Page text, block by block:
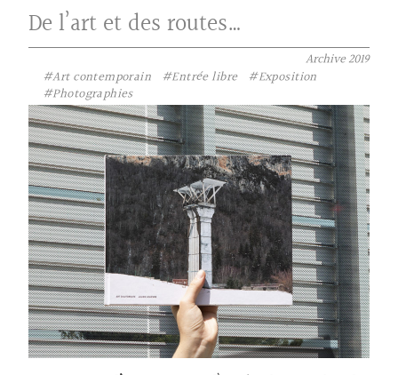
De l’art et des routes…
Archive2019
#Art contemporain
#Entrée libre
#Exposition
#Photographies